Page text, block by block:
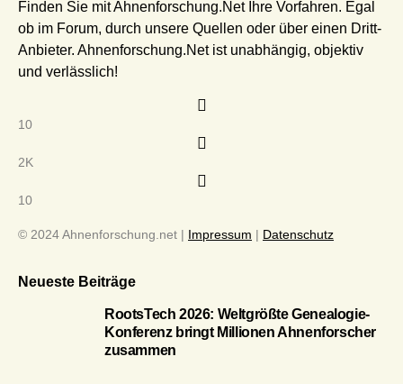
Finden Sie mit Ahnenforschung.Net Ihre Vorfahren. Egal
ob im Forum, durch unsere Quellen oder über einen Dritt-
Anbieter. Ahnenforschung.Net ist unabhängig, objektiv
und verlässlich!
10
2K
10
© 2024 Ahnenforschung.net | Impressum | Datenschutz
Neueste Beiträge
RootsTech 2026: Weltgrößte Genealogie-
Konferenz bringt Millionen Ahnenforscher
zusammen